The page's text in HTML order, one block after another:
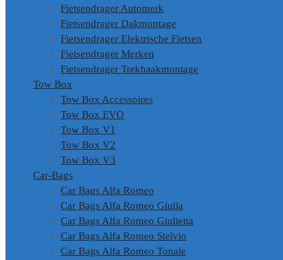
Fietsendrager Automerk
Fietsendrager Dakmontage
Fietsendrager Elektrische Fietsen
Fietsendrager Merken
Fietsendrager Trekhaakmontage
Tow Box
Tow Box Accessoires
Tow Box EVO
Tow Box V1
Tow Box V2
Tow Box V3
Car-Bags
Car Bags Alfa Romeo
Car Bags Alfa Romeo Giulia
Car Bags Alfa Romeo Giulietta
Car Bags Alfa Romeo Stelvio
Car Bags Alfa Romeo Tonale